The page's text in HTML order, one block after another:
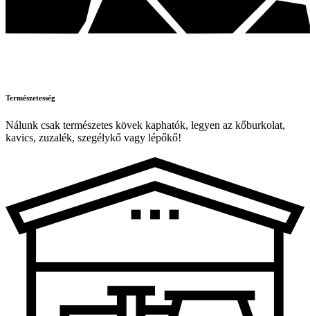
Természetesség
Nálunk csak természetes kövek kaphatók, legyen az kőburkolat,
kavics, zuzalék, szegélykő vagy lépőkő!